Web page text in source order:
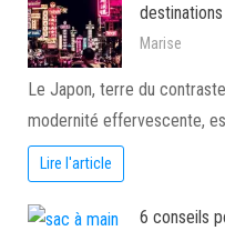
Marise
Le Japon, terre du
modernité effervescente,
Lire l'article
6 conseils